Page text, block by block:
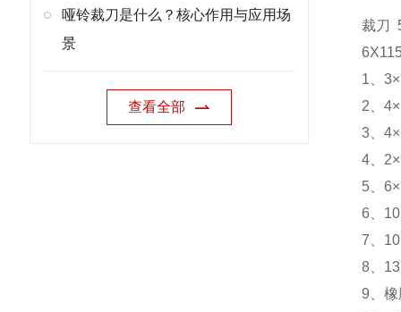
哑铃裁刀是什么？核心作用与应用场
景
查看全部
裁刀
1、
2、
3、
4、
5、
6、
7、
8、
9、